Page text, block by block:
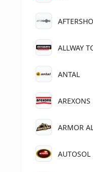
ALLWAY
ANTAL
AREXONS
ARMOR
AUTOSOL